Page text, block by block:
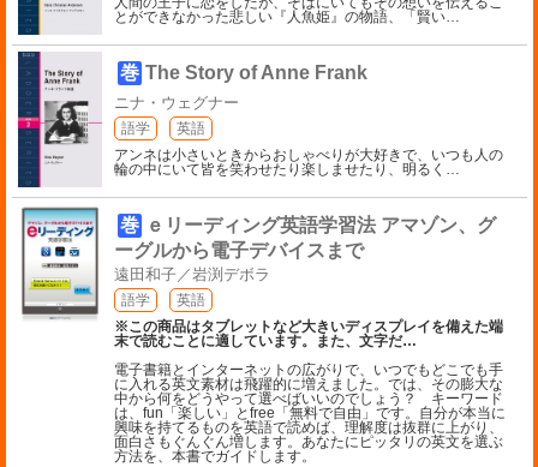
とができなかった悲しい『人魚姫』の物語、「賢い…
巻 The Story of Anne Frank
ニナ・ウェグナー
語学
英語
アンネは小さいときからおしゃべりが大好きで、いつも人の
輪の中にいて皆を笑わせたり楽しませたり、明るく …
巻 ｅリーディング英語学習法 アマゾン、グ
ーグルから電子デバイスまで
遠田和子／岩渕デボラ
語学
英語
※この商品はタブレットなど大きいディスプレイを備えた端
末で読むことに適しています。また、文字だ…
電子書籍とインターネットの広がりで、いつでもどこでも手
に入れる英文素材は飛躍的に増えました。では、その膨大な
中から何をどうやって選べばいいのでしょう？ キーワード
は、fun「楽しい」とfree「無料で自由」です。自分が本当に
興味を持てるものを英語で読めば、理解度は抜群に上がり、
面白さもぐんぐん増します。あなたにピッタリの英文を選ぶ
方法を、本書でガイドします。